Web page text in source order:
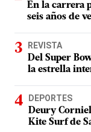
En la carrera
seis años de
REVISTA
Del Super
la estrella
DEPORTES
Deury
Kite Surf de